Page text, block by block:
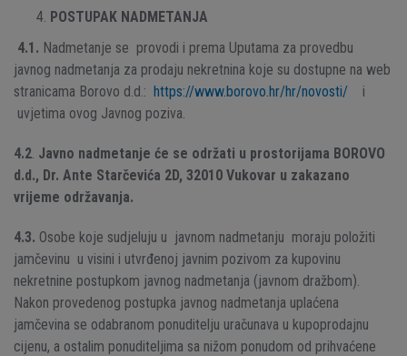
POSTUPAK NADMETANJA
4.1. Nadmetanje se provodi i prema Uputama za provedbu
javnog nadmetanja za prodaju nekretnina koje su dostupne na web
stranicama Borovo d.d.: https://www.borovo.hr/hr/novosti/ i
uvjetima ovog Javnog poziva.
4.2. Javno nadmetanje će se održati u prostorijama BOROVO
d.d., Dr. Ante Starčevića 2D, 32010 Vukovar u zakazano
vrijeme održavanja.
4.3. Osobe koje sudjeluju u javnom nadmetanju moraju položiti
jamčevinu u visini i utvrđenoj javnim pozivom za kupovinu
nekretnine postupkom javnog nadmetanja (javnom dražbom).
Nakon provedenog postupka javnog nadmetanja uplaćena
jamčevina se odabranom ponuditelju uračunava u kupoprodajnu
cijenu, a ostalim ponuditeljima sa nižom ponudom od prihvaćene